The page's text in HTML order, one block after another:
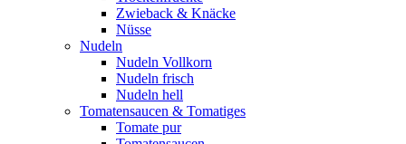
Zwieback & Knäcke
Nüsse
Nudeln
Nudeln Vollkorn
Nudeln frisch
Nudeln hell
Tomatensaucen & Tomatiges
Tomate pur